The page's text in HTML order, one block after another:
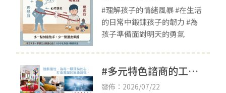
#理解孩子的情緒風暴 #在生活
的日常中鍛鍊孩子的韌力 #為
孩子準備面對明天的勇氣
#多元特色諮商的工作
目標
發佈：2026/07/22